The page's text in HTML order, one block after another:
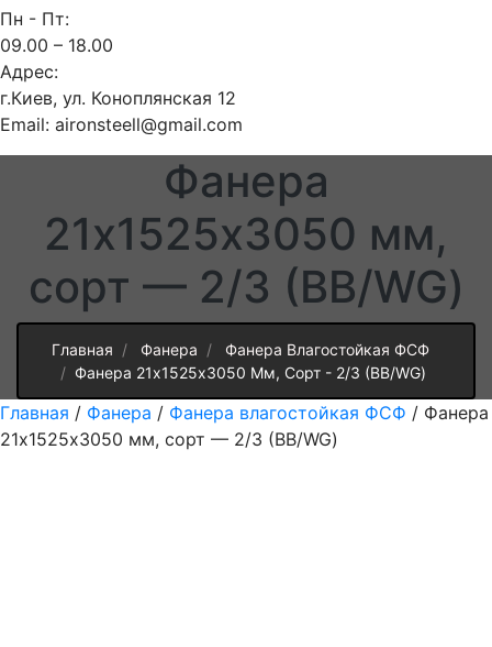
Пн - Пт:
09.00 – 18.00
Адрес:
г.Киев, ул. Коноплянская 12
Email: aironsteell@gmail.com
Фанера
21х1525х3050 мм,
сорт — 2/3 (BB/WG)
Главная Фанера
Фанера Влагостойкая ФСФ
Фанера 21х1525х3050 Мм, Сорт - 2/3 (BB/WG)
Главная / Фанера / Фанера влагостойкая ФСФ / Фанера
21х1525х3050 мм, сорт — 2/3 (BB/WG)